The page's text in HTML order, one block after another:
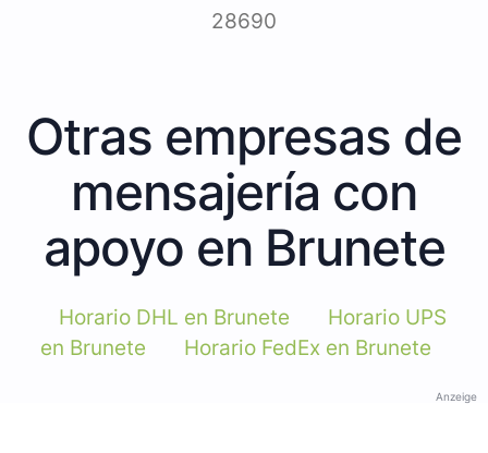
28690
Otras empresas de
mensajería con
apoyo en Brunete
Horario DHL en Brunete
Horario UPS
en Brunete
Horario FedEx en Brunete
Anzeige